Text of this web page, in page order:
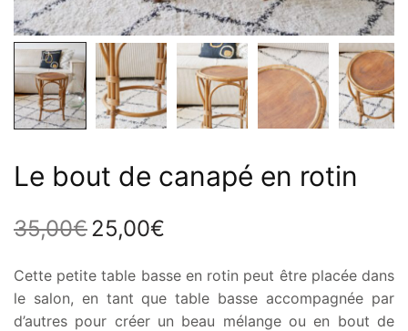
Le bout de canapé en rotin
35,00€ Le prix
était :
35,00€.
25,00€
Cette petite table basse en rotin peut être placée dans
le salon, en tant que table basse accompagnée par
d’autres pour créer un beau mélange ou en bout de